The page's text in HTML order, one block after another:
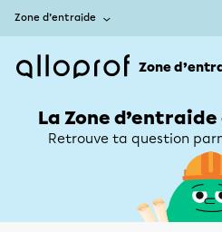
Zone d’entraide
Zone
La Zone
Retrouve ta question